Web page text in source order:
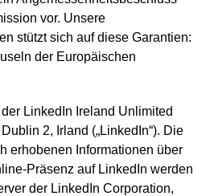
vor. Unsere
stützt sich auf diese Garantien:
der Europäischen
LinkedIn Ireland Unlimited
2, Irland („LinkedIn“). Die
erhobenen Informationen über
Präsenz auf LinkedIn werden
der LinkedIn Corporation,